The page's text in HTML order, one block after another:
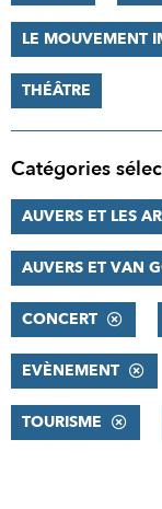
LE MOUVEMENT
THÉÂTRE
Catégories
AUVERS ET LES
AUVERS ET VAN
CONCERT
EVÈNEMENT
TOURISME